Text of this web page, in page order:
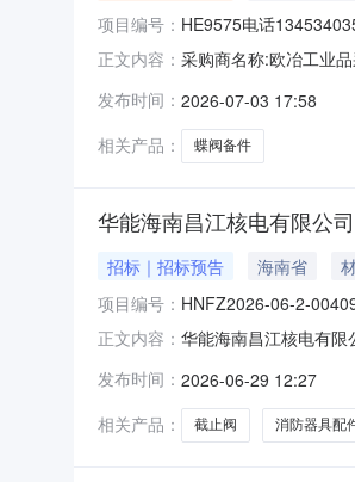
项目编号： HE9575电话
正文内容： 采购商名称:欧冶工业
发布时间： 2026-07-03 17:58
相关产品：
蝶阀备件
华能海南昌江核电有限公
招标｜招标预告 海南省
项目编号： HNFZ2026-06-2-
正文内容： 华能海南昌江核电有
概况与采购范围2.1项
数量计量单位计
发布时间： 2026-06-29 12:27
相关产品：
截止阀 消防器具配